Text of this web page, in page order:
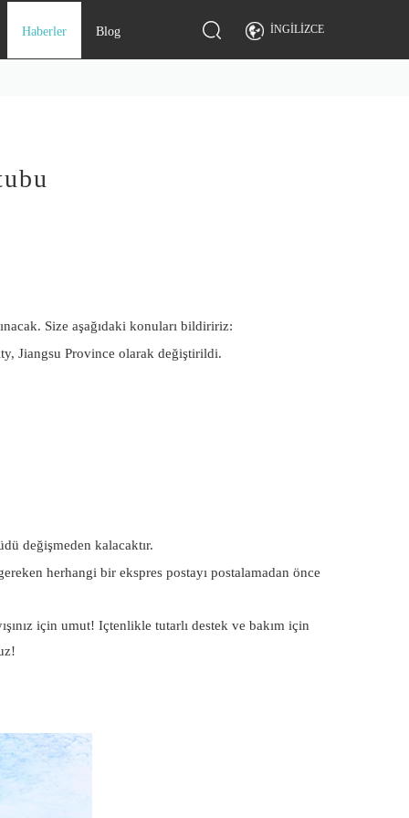
Haberler Blog İNGILIZCE
Size aşağıdaki konuları bildiririz:
Jiangsu Province olarak değiştirildi.
değişmeden kalacaktır.
herhangi bir ekspres postayı postalamadan önce
için umut! Içtenlikle tutarlı destek ve bakım için